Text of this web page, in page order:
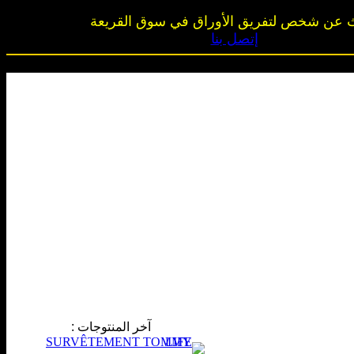
عن شخص لتفريق الأوراق في سوق القريعة
إتصل بنا
آخر المنتوجات :